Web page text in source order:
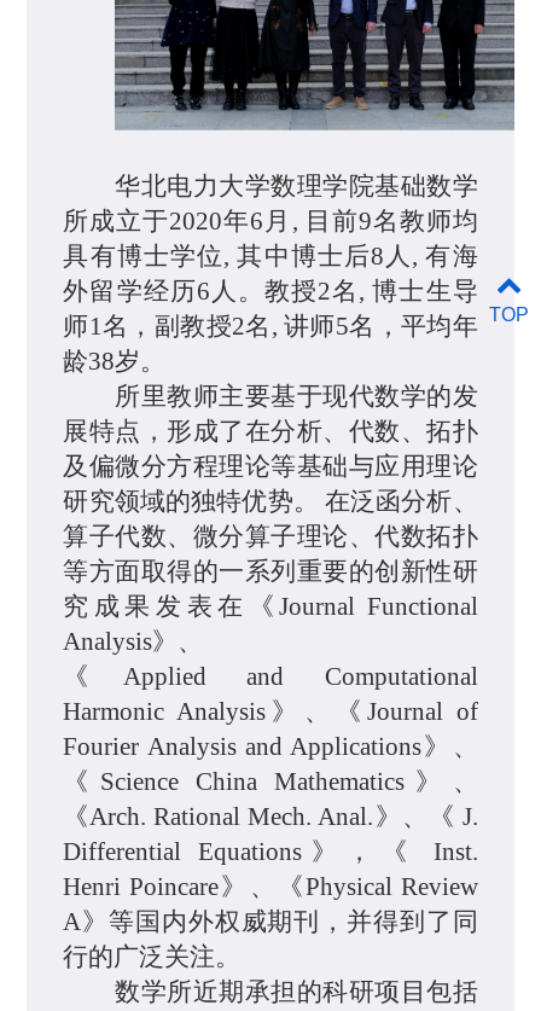
华北电力大学数理学院基础数学
所成立于2020年6月, 目前9名教师均
具有博士学位, 其中博士后8人, 有海
外留学经历6人 。教授2名, 博士生导
师1名，副教授2名, 讲师5名，平均年
龄38岁。
所里教师主要基于现代数学的发
展特点，形成了在分析、代数、拓扑
及偏微分方程理论等基础与应用理论
研究领域的独特优势。
在泛函分析、
算子代数、微分算子理论、代数拓扑
等方面取得的一系列重要的创新性研
究成果 发表在《Journal Functional
Analysis》、
《Applied and Computational
Harmonic Analysis》、《Journal of
Fourier Analysis and Applications》、
《Science China Mathematics》、
《Arch. Rational Mech. Anal.》 、
《 J.
Differential Equations》，《 Inst.
HenriPoincare》
、《Physical Review
A》等国内外权威期刊， 并得到了同
行的广泛关注。
数学所近期承担 的科研项目包括
TOP